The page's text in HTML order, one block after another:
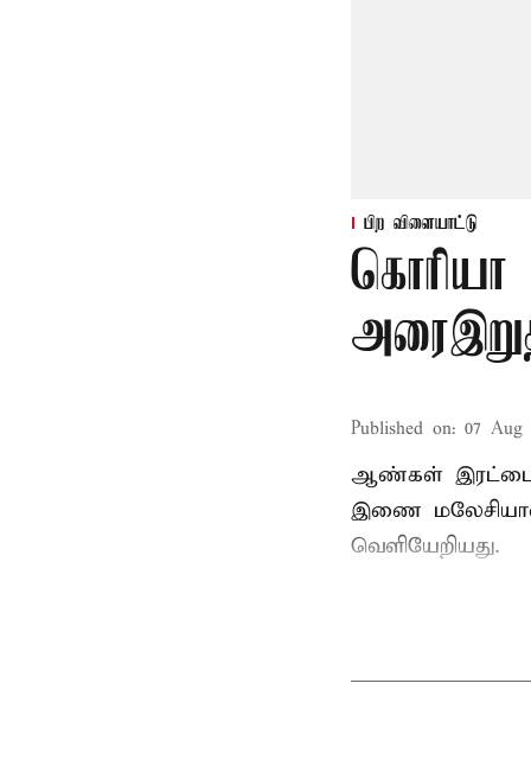
பிற விளையாட்டு
Published on: 07 Aug
ஆண்கள் இரட்டையர்
இணை
வெளியேறியது.